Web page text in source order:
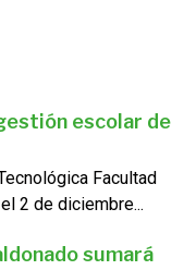
escolar de
Facultad
2 de diciembre...
sumará